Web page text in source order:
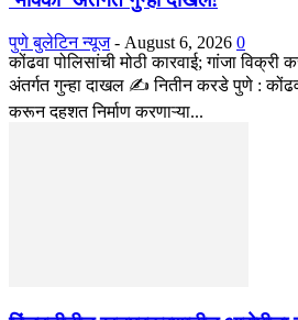
पुणे बुलेटिन न्यूज - August 6, 2026 0
कोंढवा पोलिसांची मोठी कारवाई; गांजा विक्री
अंतर्गत गुन्हा दाखल ✍️ नितीन करडे पुणे :
करून दहशत निर्माण करणाऱ्या...